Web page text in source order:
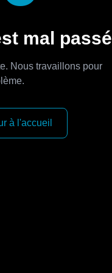
mal passé
Nous travaillons pour
à l'accueil